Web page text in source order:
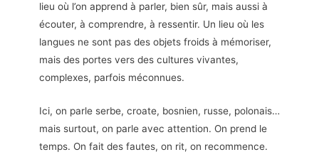
lieu où l’on apprend à parler, bien sûr, mais aussi à
écouter, à comprendre, à ressentir. Un lieu où les
langues ne sont pas des objets froids à mémoriser,
mais des portes vers des cultures vivantes,
complexes, parfois méconnues.
Ici, on parle serbe, croate, bosnien, russe, polonais…
mais surtout, on parle avec attention. On prend le
temps. On fait des fautes, on rit, on recommence.